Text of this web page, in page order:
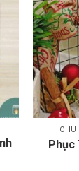
Phục